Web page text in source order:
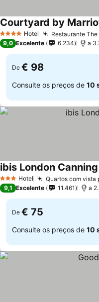
4 EstrelasHotel Restaurante
Courtyard by
9,0 Excelente 6.234 a
De € 98
Consulte os preços de 10
3 EstrelasHotel Quartos com vista
ibis London
9,1 Excelente 11.461 a
De € 75
Consulte os preços de 10